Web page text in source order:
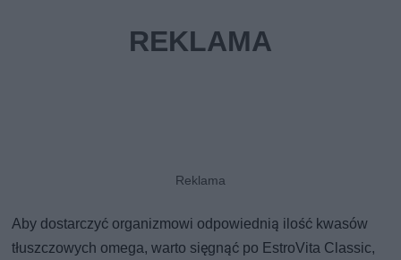
Aby dostarczyć organizmowi odpowiednią ilość kwasów
tłuszczowych omega, warto sięgnąć po EstroVita Classic,